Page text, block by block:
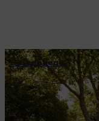
Rasenpflege